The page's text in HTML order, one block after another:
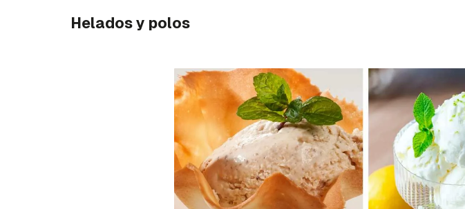
Helados y polos